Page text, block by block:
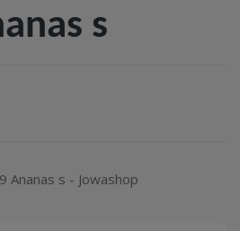
s
Ananas s - Jowashop